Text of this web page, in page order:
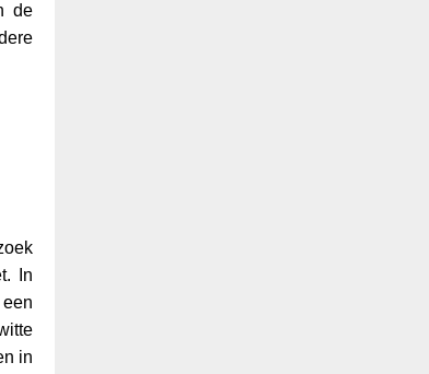
de
In
in